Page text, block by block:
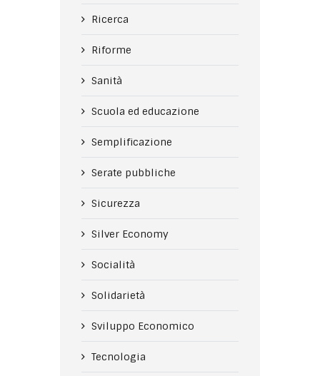
Ricerca
Riforme
Sanità
Scuola ed educazione
Semplificazione
Serate pubbliche
Sicurezza
Silver Economy
Socialità
Solidarietà
Sviluppo Economico
Tecnologia